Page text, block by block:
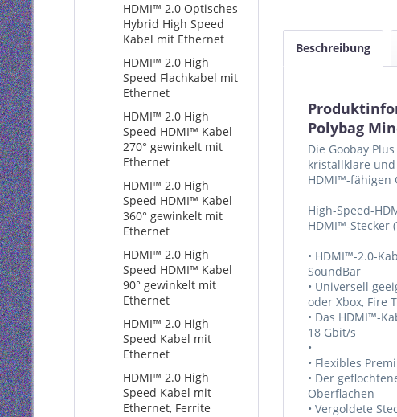
HDMI™ 2.0 Optisches
Hybrid High Speed
Kabel mit Ethernet
HDMI™ 2.0 High
Speed Flachkabel mit
Ethernet
HDMI™ 2.0 High
Speed HDMI™ Kabel
270° gewinkelt mit
Ethernet
HDMI™ 2.0 High
Speed HDMI™ Kabel
360° gewinkelt mit
Ethernet
HDMI™ 2.0 High
Speed HDMI™ Kabel
90° gewinkelt mit
Ethernet
HDMI™ 2.0 High
Speed Kabel mit
Ethernet
HDMI™ 2.0 High
Speed Kabel mit
Ethernet, Ferrite
Beschreibung
Polybag
Die Goobay
kristallklare
HDMI™-fähigen
High-Speed-
HDMI™-Stecker
• HDMI™-2.0-
SoundBar
• Universell
oder Xbox, Fire
• Das HDMI™-
18 Gbit/s
•
• Flexibles
• Der
Oberflächen
• Vergoldete